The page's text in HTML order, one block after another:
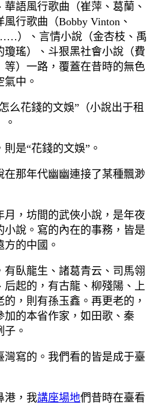
華語風行歌曲（崔萍、葛蘭、
行歌曲（Bobby Vinton、
）、言情小說（金杏枝、禹
瓊瑤）、斗狠黑社會小說（費
等）一路，覆蓋在昔時的無色
中。
么花錢的文娛”（小說出于租
是“花錢的文娛”。
在那年代幽幽連接了某種飄渺
月，坊間的武俠小說，是年夜
小說。寫的內在的事務，皆是
的中國。
有臥龍生、諸葛青云、司馬翎
后起的，有古龍、柳殘陽、上
，則有孫玉鑫。再更老的，
加的本省作家，如田歌、秦
。
灣寫的。我們看的皆是成于臺
港，我講座場地們昔時在臺看